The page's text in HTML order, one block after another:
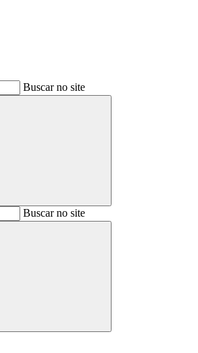
Buscar no site
BuscarBuscar no site
Buscar